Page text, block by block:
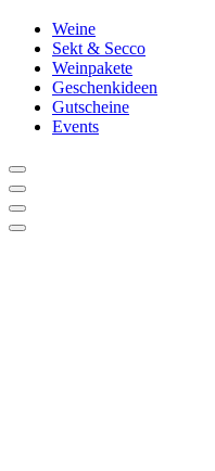
Weine
Sekt & Secco
Weinpakete
Geschenkideen
Gutscheine
Events